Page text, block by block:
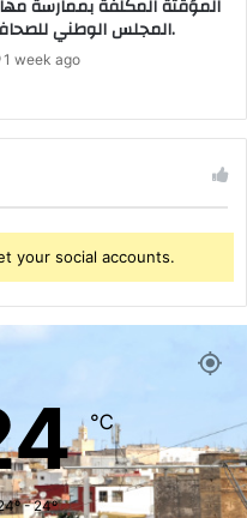
المؤقتة المكلفة بممارسة
المجلس الوطني للصحافة.
1 week ago
your social accounts.
℃
- 24º